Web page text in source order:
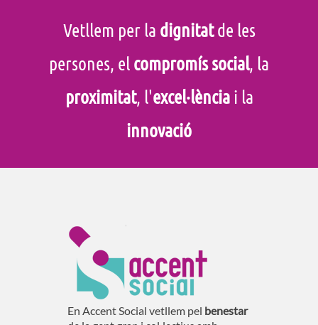
Vetllem per la dignitatde les
persones, elcompromís social, la
proximitat, l'excel·lènciai la
innovació
En Accent Social vetllem pel benestar